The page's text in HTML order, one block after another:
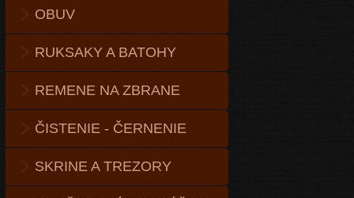
OBUV
RUKSAKY A BATOHY
REMENE NA ZBRANE
ČISTENIE - ČERNENIE
SKRINE A TREZORY